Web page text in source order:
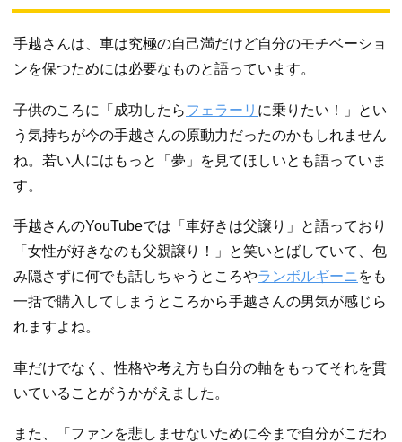
手越さんは、車は究極の自己満だけど自分のモチベーショ
ンを保つためには必要なものと語っています。
子供のころに「成功したらフェラーリ に乗りたい！」とい
う気持ちが今の手越さんの原動力だったのかもしれません
ね。若い人にはもっと「夢」を見てほしいとも語っていま
す。
手越さんのYouTubeでは「車好きは父譲り」と語っており
「女性が好きなのも父親譲り！」と笑いとばしていて、包
み隠さずに何でも話しちゃうところやランボルギーニ をも
一括で購入してしまうところから手越さんの男気が感じら
れますよね。
車だけでなく、性格や考え方も自分の軸をもってそれを貫
いていることがうかがえました。
また、「ファンを悲しませないために今まで自分がこだわ